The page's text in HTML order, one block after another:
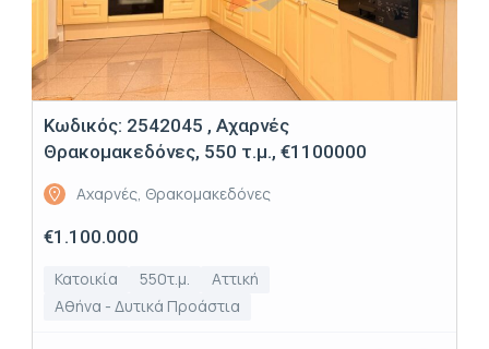
Κωδικός: 2542045 , Αχαρνές
Θρακομακεδόνες, 550 τ.μ., €1100000
Αχαρνές, Θρακομακεδόνες
€1.100.000
Κατοικία 550τ.μ.
Αττική
Αθήνα - Δυτικά Προάστια